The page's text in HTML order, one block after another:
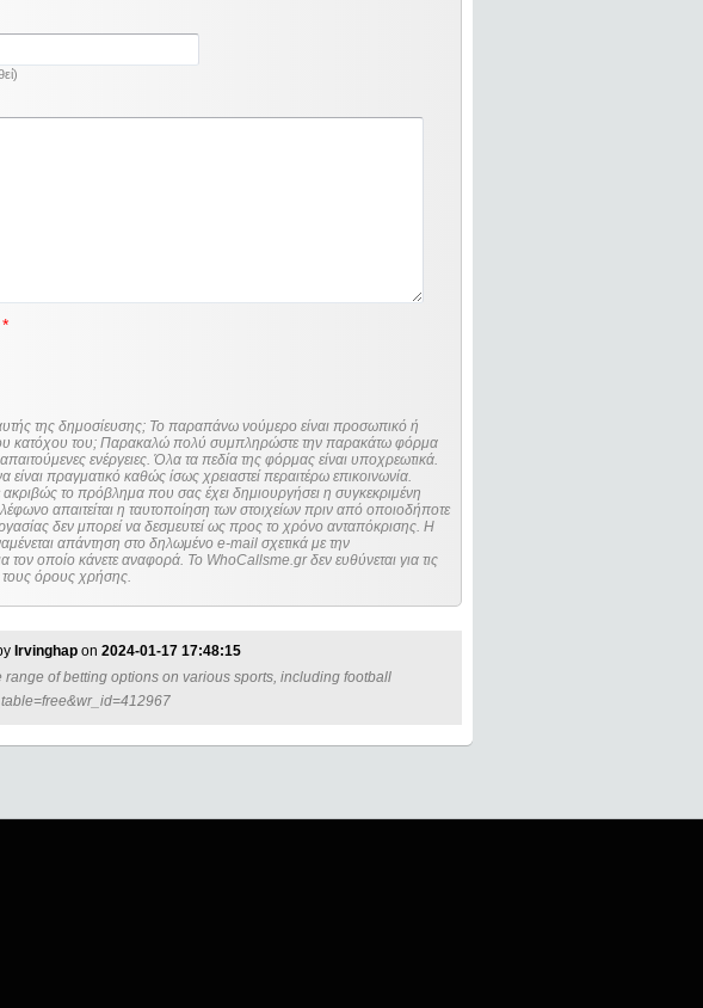
*
της δημοσίευσης; Το παραπάνω νούμερο είναι προσωπικό ή
κατόχου του; Παρακαλώ πολύ συμπληρώστε την παρακάτω φόρμα
ενέργειες. Όλα τα πεδία της φόρμας είναι υποχρεωτικά.
πραγματικό καθώς ίσως χρειαστεί περαιτέρω επικοινωνία.
το πρόβλημα που σας έχει δημιουργήσει η συγκεκριμένη
δεν μπορεί να δεσμευτεί ως προς το χρόνο ανταπόκρισης. Η
απάντηση στο δηλωμένο e-mail σχετικά με την
τον οποίο κάνετε αναφορά. Το WhoCallsme.gr δεν ευθύνεται για τις
όρους χρήσης.
Irvinghap on 2024-01-17 17:48:15
of betting options on various sports, including football